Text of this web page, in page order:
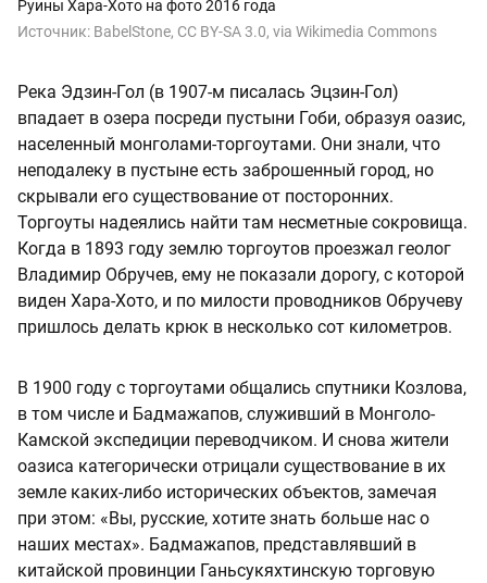
Руины Хара-Хото на фото 2016 года
Источник: BabelStone, CC BY-SA 3.0, via Wikimedia Commons
Река Эдзин-Гол (в 1907-м писалась Эцзин-Гол)
впадает в озера посреди пустыни Гоби, образуя оазис,
населенный монголами-торгоутами. Они знали, что
неподалеку в пустыне есть заброшенный город, но
скрывали его существование от посторонних.
Торгоуты надеялись найти там несметные сокровища.
Когда в 1893 году землю торгоутов проезжал геолог
Владимир Обручев, ему не показали дорогу, с которой
виден Хара-Хото, и по милости проводников Обручеву
пришлось делать крюк в несколько сот километров.
В 1900 году с торгоутами общались спутники Козлова,
в том числе и Бадмажапов, служивший в Монголо-
Камской экспедиции переводчиком. И снова жители
оазиса категорически отрицали существование в их
земле каких-либо исторических объектов, замечая
при этом: «Вы, русские, хотите знать больше нас о
наших местах». Бадмажапов, представлявший в
китайской провинции Ганьсукяхтинскую торговую